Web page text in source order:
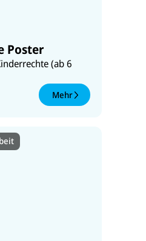
Poster
(ab 6
Mehr